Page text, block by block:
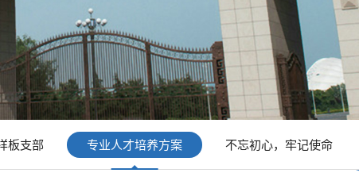
板支部 专业人才培养方案 不忘初心，牢记使命